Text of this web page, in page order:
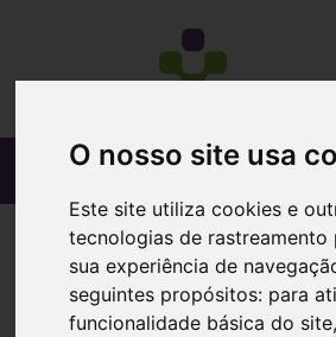
O nosso site usa
Este site utiliza cookies e
tecnologias de rastreamento
sua experiência de
seguintes propósitos: para
funcionalidade básica do site,